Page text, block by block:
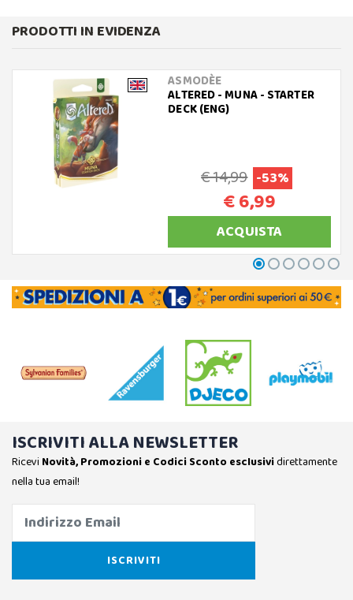
PRODOTTI IN EVIDENZA
ASMODÈE
ALTERED - MUNA - STARTER
DECK (ENG)
€ 14,99 -53%
€ 6,99
ACQUISTA
ISCRIVITI ALLA NEWSLETTER
Ricevi Novità, Promozioni e Codici Sconto esclusividirettamente
nella tua email!